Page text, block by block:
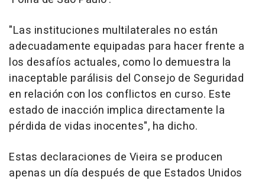
"Las instituciones multilaterales no están
adecuadamente equipadas para hacer frente a
los desafíos actuales, como lo demuestra la
inaceptable parálisis del Consejo de Seguridad
en relación con los conflictos en curso. Este
estado de inacción implica directamente la
pérdida de vidas inocentes", ha dicho.
Estas declaraciones de Vieira se producen
apenas un día después de que Estados Unidos